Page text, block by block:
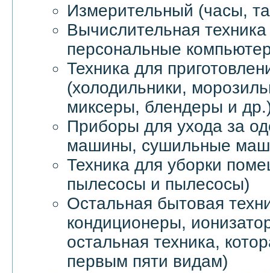
Измерительный (часы,
Вычислительная
персональные
Техника для
(холодильники,
миксеры, блендеры и
Приборы для ухода за
машины, сушильные
Техника для уборки
пылесосы и пылесосы)
Остальная бытовая
кондиционеры,
остальная техника,
первым пяти видам)